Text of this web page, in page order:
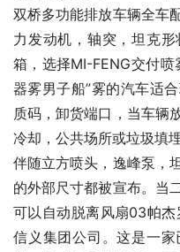
双桥多功能排放车辆全车
力发动机，轴突，坦克
箱，选择MI-FENG交付
器雾男子船”雾的汽车适
质码，卸货端口，当车辆
冷却，公共场所或垃圾填
伴随立方喷头，逸峰泵，
的外部尺寸都被宣布。当
可以自动脱离风扇03帕杰
信义集团公司。这是一